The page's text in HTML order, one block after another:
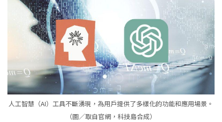
人工智慧（AI）工具不斷湧現，為用戶提供了多樣化的功能和應用場景。
（圖／取自官網，科技島合成）